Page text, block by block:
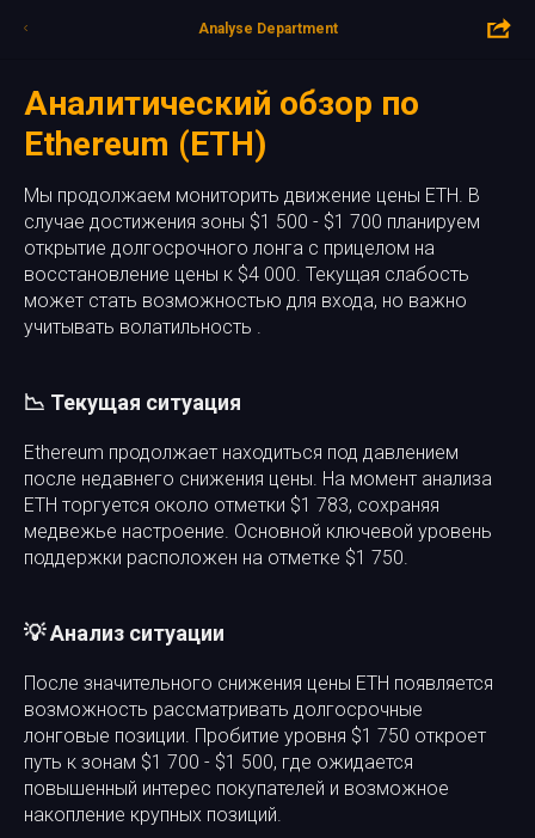
Analyse Department
Аналитический обзор по
Ethereum (ETH)
Мы продолжаем мониторить движение цены ETH. В
случае достижения зоны $1 500 - $1 700 планируем
открытие долгосрочного лонга с прицелом на
восстановление цены к $4 000. Текущая слабость
может стать возможностью для входа, но важно
учитывать волатильность .
📉 Текущая ситуация
Ethereum продолжает находиться под давлением
после недавнего снижения цены. На момент анализа
ETH торгуется около отметки $1 783, сохраняя
медвежье настроение. Основной ключевой уровень
поддержки расположен на отметке $1 750.
💡 Анализ ситуации
После значительного снижения цены ETH появляется
возможность рассматривать долгосрочные
лонговые позиции. Пробитие уровня $1 750 откроет
путь к зонам $1 700 - $1 500, где ожидается
повышенный интерес покупателей и возможное
накопление крупных позиций.